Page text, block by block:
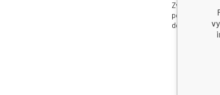
Zvlhčující gel
pokožku,
dokonale